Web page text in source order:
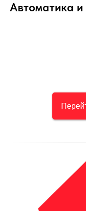
Автоматика и